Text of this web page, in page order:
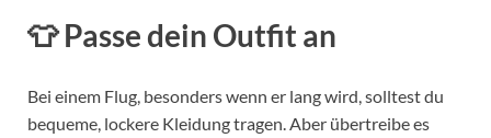
👕 Passe dein Outfit an
Bei einem Flug, besonders wenn er lang wird, solltest du
bequeme, lockere Kleidung tragen. Aber übertreibe es